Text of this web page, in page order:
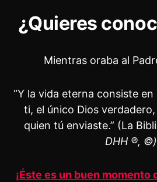
¿Quieres
Mientras oraba al
“Y la vida eterna consiste
ti, el único Dios
quien tú enviaste.” (La
DHH ®, ©)
¡Éste es un buen momento